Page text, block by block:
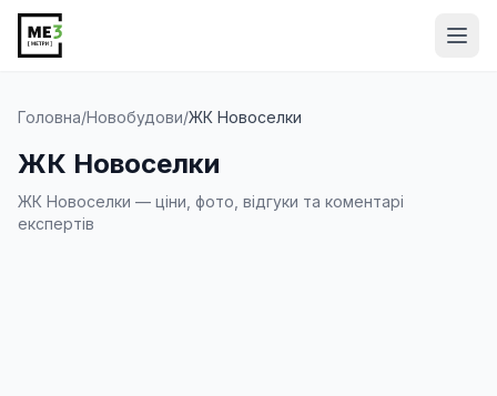
Головна/Новобудови/ЖК Новоселки
ЖК Новоселки
ЖК Новоселки — ціни, фото, відгуки та коментарі
експертів